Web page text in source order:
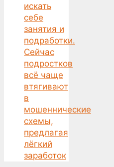
искать
себе
занятия и
подработки.
Сейчас
подростков
всё чаще
втягивают
в
мошеннические
схемы,
предлагая
лёгкий
заработок